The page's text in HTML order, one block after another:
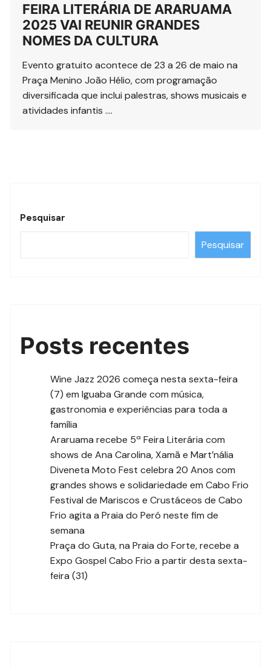
FEIRA LITERÁRIA DE ARARUAMA
2025 VAI REUNIR GRANDES
NOMES DA CULTURA
Evento gratuito acontece de 23 a 26 de maio na
Praça Menino João Hélio, com programação
diversificada que inclui palestras, shows musicais e
atividades infantis ….
Pesquisar
Pesquisar
Posts recentes
Wine Jazz 2026 começa nesta sexta-feira
(7) em Iguaba Grande com música,
gastronomia e experiências para toda a
família
Araruama recebe 5ª Feira Literária com
shows de Ana Carolina, Xamã e Mart’nália
Diveneta Moto Fest celebra 20 Anos com
grandes shows e solidariedade em Cabo Frio
Festival de Mariscos e Crustáceos de Cabo
Frio agita a Praia do Peró neste fim de
semana
Praça do Guta, na Praia do Forte, recebe a
Expo Gospel Cabo Frio a partir desta sexta-
feira (31)